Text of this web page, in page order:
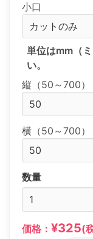
小口
単位はmm（
い。
縦（50～700）
横（50～700）
数量
価格： ¥325(